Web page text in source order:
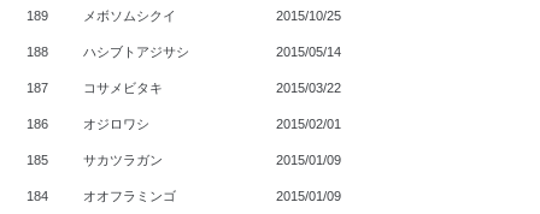
189 メボソムシクイ 2015/10/25
188 ハシブトアジサシ 2015/05/14
187 コサメビタキ 2015/03/22
186 オジロワシ 2015/02/01
185 サカツラガン 2015/01/09
184 オオフラミンゴ 2015/01/09